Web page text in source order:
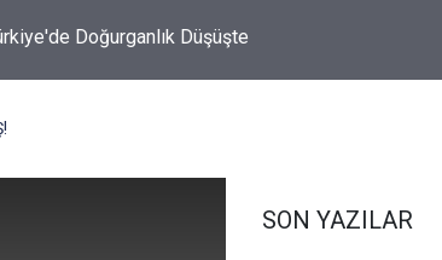
Doğurganlık Düşüşte
SON YAZILAR